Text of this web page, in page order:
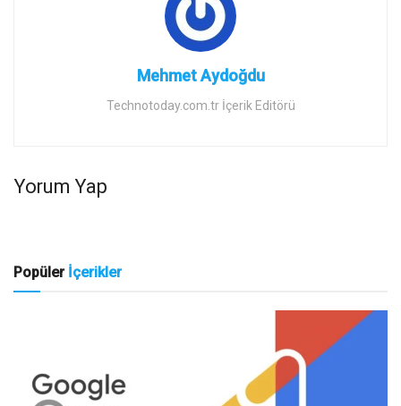
Mehmet Aydoğdu
Technotoday.com.tr İçerik Editörü
Yorum Yap
Popüler İçerikler